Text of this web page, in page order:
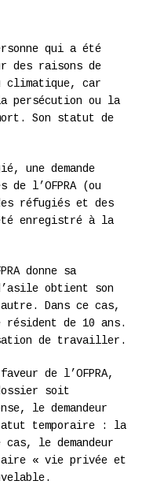
qui a été
des raisons de
climatique, car
persécution ou la
Son statut de
une demande
l’OFPRA (ou
réfugiés et des
enregistré à la
donne sa
obtient son
Dans ce cas,
de 10 ans.
de travailler.
de l’OFPRA,
soit
le demandeur
temporaire : la
le demandeur
« vie privée et